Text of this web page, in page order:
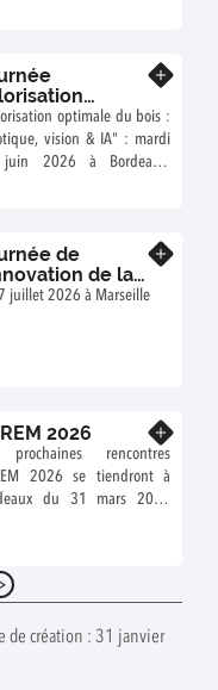
du bois
optimale du bois :
vision & IA" : mardi
2026 à Bordeaux-
de
de la
bois
juillet 2026 à Marseille
2026
prochaines rencontres
2026 se tiendront à
du 31 mars 2026
de création : 31 janvier